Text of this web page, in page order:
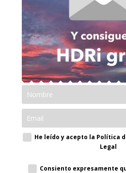
He leído y acepto la Política
Legal
Consiento expresamente